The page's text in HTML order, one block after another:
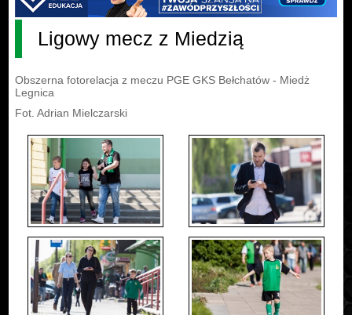
Ligowy mecz z Miedzią
Obszerna fotorelacja z meczu PGE GKS Bełchatów - Miedż
Legnica
Fot. Adrian Mielczarski